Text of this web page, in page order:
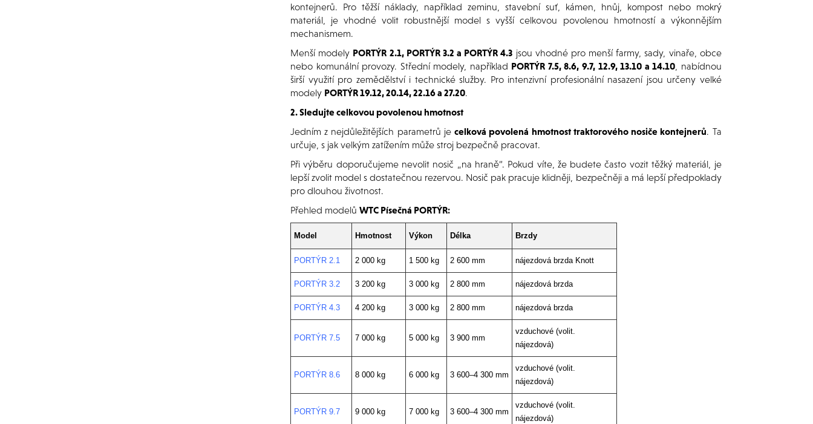
kontejnerů. Pro těžší náklady, například zeminu, stavební suť, kámen, hnůj, kompost nebo mokrý
materiál, je vhodné volit robustnější model s vyšší celkovou povolenou hmotností a výkonnějším
mechanismem.
Menší modely PORTÝR 2.1, PORTÝR 3.2 a PORTÝR 4.3 jsou vhodné pro menší farmy, sady, vinaře, obce
nebo komunální provozy. Střední modely, například PORTÝR 7.5, 8.6, 9.7, 12.9, 13.10 a 14.10 , nabídnou
širší využití pro zemědělství i technické služby. Pro intenzivní profesionální nasazení jsou určeny velké
modely PORTÝR 19.12, 20.14, 22.16 a 27.20.
2. Sledujte celkovou povolenou hmotnost
Jedním z nejdůležitějších parametrů jecelková povolená hmotnost traktorového nosiče kontejnerů. Ta
určuje, s jak velkým zatížením může stroj bezpečně pracovat.
Při výběru doporučujeme nevolit nosič „na hraně“. Pokud víte, že budete často vozit těžký materiál, je
lepší zvolit model s dostatečnou rezervou. Nosič pak pracuje klidněji, bezpečněji a má lepší předpoklady
pro dlouhou životnost.
Přehled modelů WTC Písečná PORTÝR:
Model Hmotnost Výkon Délka Brzdy
PORTÝR 2.1 2 000 kg 1 500 kg 2 600 mm nájezdová brzda Knott
PORTÝR 3.2 3 200 kg 3 000 kg 2 800 mm nájezdová brzda
PORTÝR 4.3 4 200 kg 3 000 kg 2 800 mm nájezdová brzda
PORTÝR 7.5 7 000 kg 5 000 kg 3 900 mm
vzduchové (volit.
nájezdová)
PORTÝR 8.6 8 000 kg 6 000 kg 3 600–4 300 mm
vzduchové (volit.
nájezdová)
PORTÝR 9.7 9 000 kg 7 000 kg 3 600–4 300 mm
vzduchové (volit.
nájezdová)